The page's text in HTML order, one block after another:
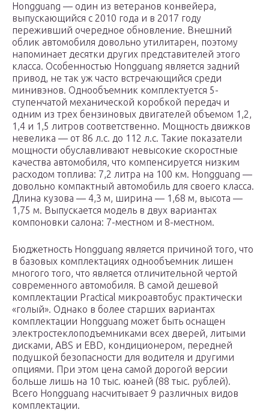
Hongguang — один из ветеранов конвейера,
выпускающийся с 2010 года и в 2017 году
переживший очередное обновление. Внешний
облик автомобиля довольно утилитарен, поэтому
напоминает десятки других представителей этого
класса. Особенностью Hongguang является задний
привод, не так уж часто встречающийся среди
минивэнов. Однообъемник комплектуется 5-
ступенчатой механической коробкой передач и
одним из трех бензиновых двигателей объемом 1,2,
1,4 и 1,5 литров соответственно. Мощность движков
невелика — от 86 л.с. до 112 л.с. Такие показатели
мощности обуславливают невысокие скоростные
качества автомобиля, что компенсируется низким
расходом топлива: 7,2 литра на 100 км. Hongguang —
довольно компактный автомобиль для своего класса.
Длина кузова — 4,3 м, ширина — 1,68 м, высота —
1,75 м. Выпускается модель в двух вариантах
компоновки салона: 7-местном и 8-местном.
Бюджетность Hongguang является причиной того, что
в базовых комплектациях однообъемник лишен
многого того, что является отличительной чертой
современного автомобиля. В самой дешевой
комплектации Practical микроавтобус практически
«голый». Однако в более старших вариантах
комплектации Hongguang может быть оснащен
электростеклоподъемниками всех дверей, литыми
дисками, ABS и EBD, кондиционером, передней
подушкой безопасности для водителя и другими
опциями. При этом цена самой дорогой версии
больше лишь на 10 тыс. юаней (88 тыс. рублей).
Всего Hongguang насчитывает 9 различных видов
комплектации.